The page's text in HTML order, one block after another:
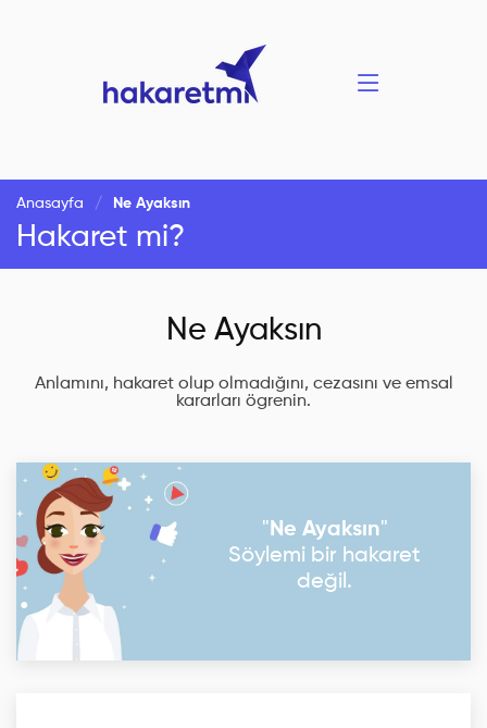
Anasayfa Ne Ayaksın
Hakaret mi?
Ne Ayaksın
Anlamını, hakaret olup olmadığını, cezasını ve emsal
kararları ögrenin.
"Ne Ayaksın"
Söylemi bir hakaret
değil.